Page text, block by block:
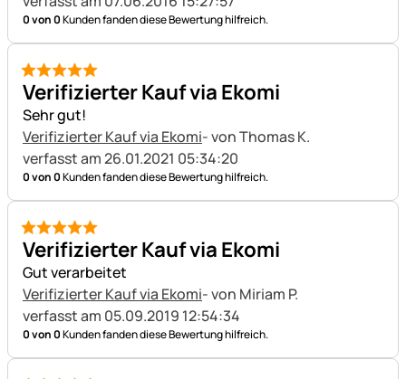
0 von 0Kunden fanden diese Bewertung hilfreich.
5 von 5
Verifizierter Kauf via Ekomi
Sehr gut!
Verifizierter Kauf via Ekomi- von Thomas K.
verfasst am 26.01.2021 05:34:20
0 von 0Kunden fanden diese Bewertung hilfreich.
5 von 5
Verifizierter Kauf via Ekomi
Gut verarbeitet
Verifizierter Kauf via Ekomi- von Miriam P.
verfasst am 05.09.2019 12:54:34
0 von 0Kunden fanden diese Bewertung hilfreich.